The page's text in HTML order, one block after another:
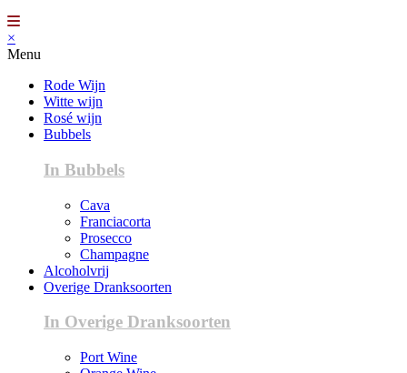
×
Menu
Rode Wijn
Witte wijn
Rosé wijn
Bubbels
In Bubbels
Cava
Franciacorta
Prosecco
Champagne
Alcoholvrij
Overige Dranksoorten
In Overige Dranksoorten
Port Wine